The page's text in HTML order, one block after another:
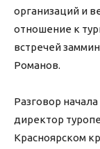
организаций и
отношение к
встречей
Романов.
Разговор
директор
Красноярском